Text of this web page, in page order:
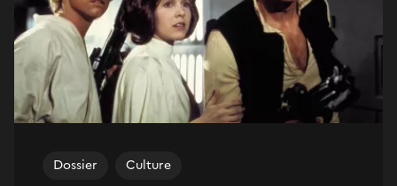
Dossier Culture